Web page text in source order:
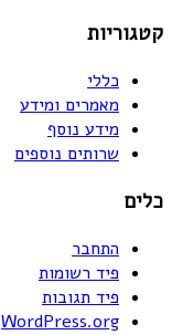
קטגוריות
כללי
מאמרים ומידע
מידע נוסף
שרותים נוספים
כלים
התחבר
פיד רשומות
פיד תגובות
WordPress.org